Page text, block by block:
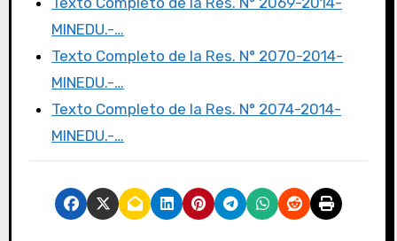
MINEDU.-…
Texto Completo de la Res. N° 2070-2014-
MINEDU.-…
Texto Completo de la Res. N° 2074-2014-
MINEDU.-…